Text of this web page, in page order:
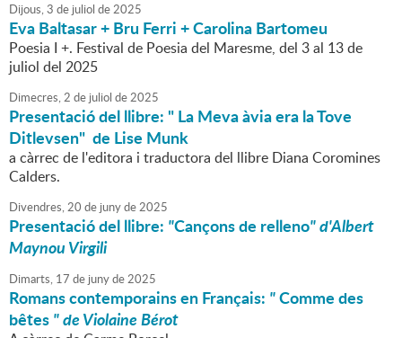
Dijous,3 de juliol de2025
Eva Baltasar + Bru Ferri + Carolina Bartomeu
Poesia I +. Festival de Poesia del Maresme, del 3 al 13 de
juliol del 2025
Dimecres,2 de juliol de2025
Presentació del llibre: " La Meva àvia era la Tove
Ditlevsen" de Lise Munk
a càrrec de l'editora i traductora del llibre Diana Coromines
Calders.
Divendres,20 de junyde2025
Presentació del llibre: "Cançons de relleno" d'Albert
Maynou Virgili
Dimarts, 17 de junyde2025
Romans contemporains en Français: "Comme des
bêtes" de Violaine Bérot